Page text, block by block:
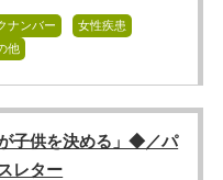
ナンバー
女性疾患
他
子供を決める」◆／パ
レター